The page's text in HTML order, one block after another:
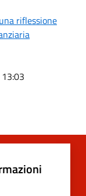
riflessione